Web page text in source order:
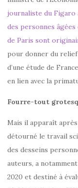
journaliste du Figaro
des personnes âgées
de Paris sont
pour donner du
d’une étude de
en lien avec la
Fourre-tout
Mais il apparaît
détourné le travail
des desseins
auteurs, a
2020 et destiné à